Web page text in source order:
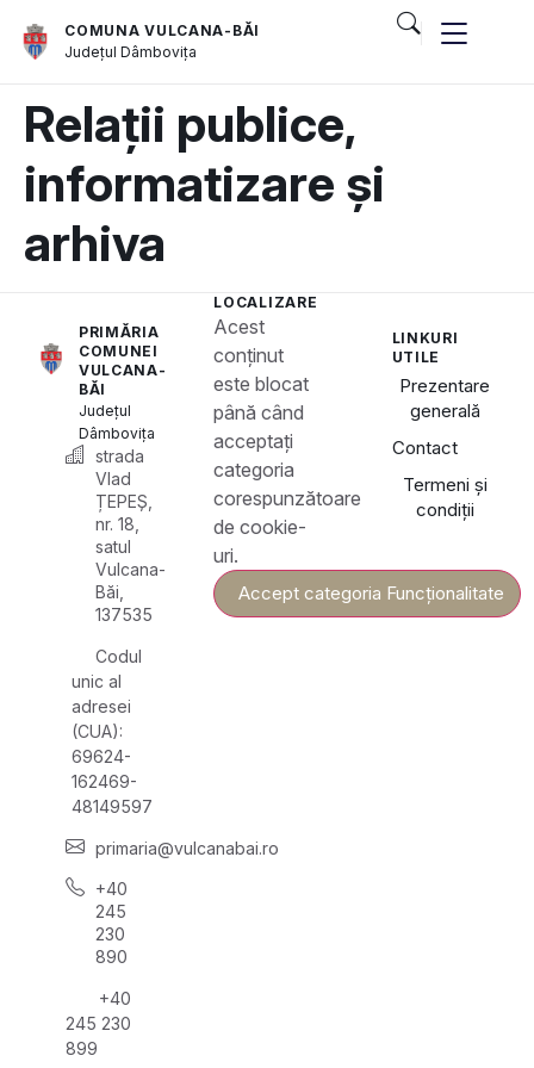
COMUNA VULCANA-BĂI
JudețulDâmbovița
Relații publice,
informatizare și
arhiva
PRIMĂRIA
COMUNEI
VULCANA-
BĂI
Județul
Dâmbovița
strada
Vlad
ȚEPEȘ,
nr. 18,
satul
Vulcana-
Băi,
137535
Codul
unic al
adresei
(CUA):
69624-
162469-
48149597
primaria@vulcanabai.ro
+40
245
230
890
+40
245 230
899
LOCALIZARE
Acest
conținut
este blocat
până când
acceptați
categoria
corespunzătoare
de cookie-
uri.
Accept categoria Funcționalitate
LINKURI
UTILE
Prezentare
generală
Contact
Termeni și
condiții